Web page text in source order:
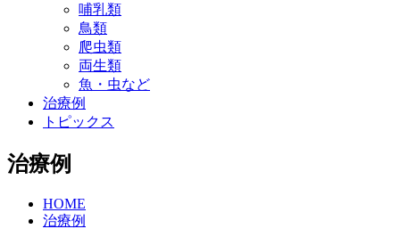
哺乳類
鳥類
爬虫類
両生類
魚・虫など
治療例
トピックス
治療例
HOME
治療例